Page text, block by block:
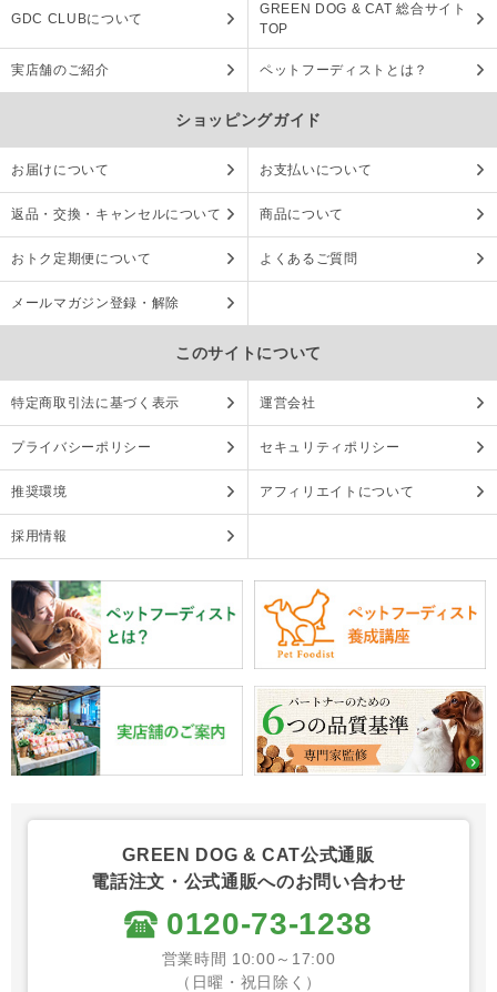
GDC CLUBについて
GREEN DOG & CAT 総合サイト
TOP
実店舗のご紹介 ペットフーディストとは？
ショッピングガイド
お届けについて お支払いについて
返品・交換・キャンセルについて 商品について
おトク定期便について よくあるご質問
メールマガジン登録・解除
このサイトについて
特定商取引法に基づく表示 運営会社
プライバシーポリシー セキュリティポリシー
推奨環境 アフィリエイトについて
採用情報
GREEN DOG & CAT公式通販
電話注文・公式通販へのお問い合わせ
0120-73-1238
営業時間 10:00～17:00
（日曜・祝日除く）